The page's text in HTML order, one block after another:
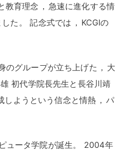
教育理念 ， 急速に進化する情
た 。 記念式では ， KCGIの
のグループが立ち上げた ， 大
初代学院長先生と長谷川靖
しようという信念と情熱 ， パ
ュータ学院が誕生。
2004年